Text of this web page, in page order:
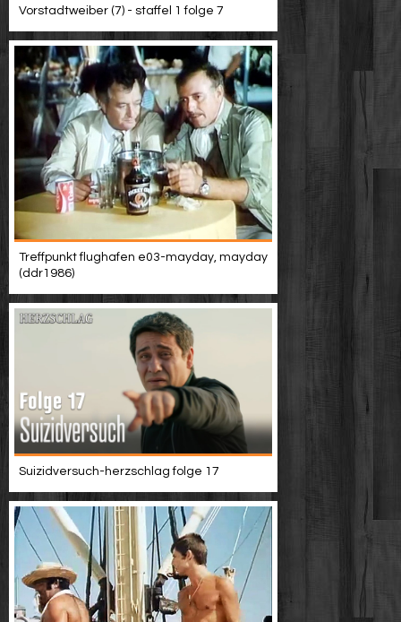
Vorstadtweiber (7) - staffel 1 folge 7
Treffpunkt flughafen e03-mayday, mayday
(ddr1986)
Suizidversuch-herzschlag folge 17